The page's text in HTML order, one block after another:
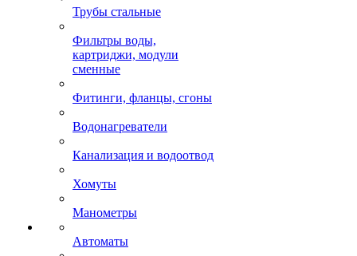
Трубы стальные
Фильтры воды,
картриджи, модули
сменные
Фитинги, фланцы, сгоны
Водонагреватели
Канализация и водоотвод
Хомуты
Манометры
Автоматы